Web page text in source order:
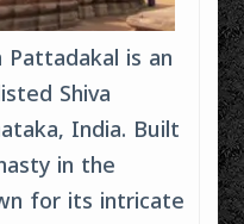
Pattadakal is an
Shiva
India. Built
in the
for its intricate